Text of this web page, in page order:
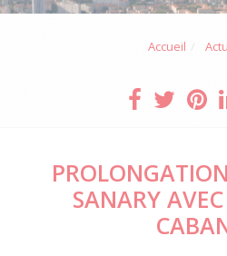
Accueil
SANARY